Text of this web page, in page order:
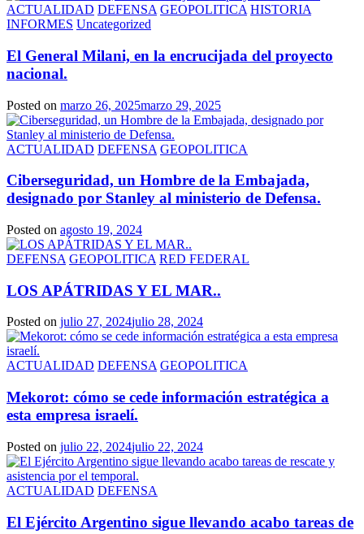
ACTUALIDAD DEFENSA GEOPOLITICA HISTORIA
INFORMES Uncategorized
El General Milani, en la encrucijada del proyecto
nacional.
Posted on marzo 26, 2025marzo 29, 2025
ACTUALIDAD DEFENSA GEOPOLITICA
Ciberseguridad, un Hombre de la Embajada,
designado por Stanley al ministerio de Defensa.
Posted on agosto 19, 2024
DEFENSA GEOPOLITICA RED FEDERAL
LOS APÁTRIDAS Y EL MAR..
Posted on julio 27, 2024julio 28, 2024
ACTUALIDAD DEFENSA GEOPOLITICA
Mekorot: cómo se cede información estratégica a
esta empresa israelí.
Posted on julio 22, 2024julio 22, 2024
ACTUALIDAD DEFENSA
El Ejército Argentino sigue llevando acabo tareas de